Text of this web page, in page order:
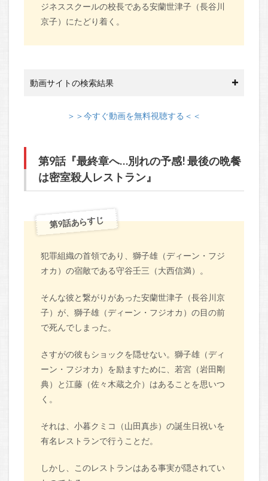
ジネススクールの校長である安蘭世津子（長谷川
京子）にたどり着く。
動画サイトの検索結果
＞＞今すぐ動画を無料視聴する＜＜
第9話『最終章へ…別れの予感! 最後の晩餐
は密室殺人レストラン』
第9話あらすじ
犯罪組織の首領であり、獅子雄（ディーン・フジ
オカ）の宿敵である守谷壬三（大西信満）。
そんな彼と繋がりがあった安蘭世津子（長谷川京
子）が、獅子雄（ディーン・フジオカ）の目の前
で死んでしまった。
さすがの彼もショックを隠せない。獅子雄（ディ
ーン・フジオカ）を励ますために、若宮（岩田剛
典）と江藤（佐々木蔵之介）はあることを思いつ
く。
それは、小暮クミコ（山田真歩）の誕生日祝いを
有名レストランで行うことだ。
しかし、このレストランはある事実が隠されてい